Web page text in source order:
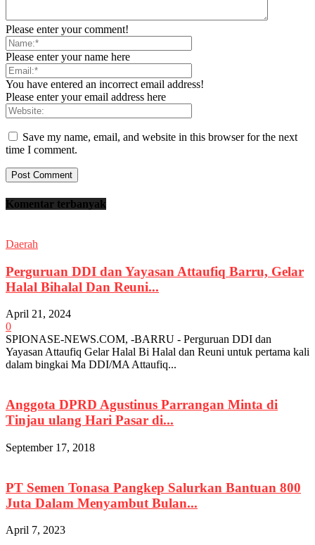
Please enter your comment!
Please enter your name here
You have entered an incorrect email address!
Please enter your email address here
Save my name, email, and website in this browser for the next
time I comment.
Komentar terbanyak
Daerah
Perguruan DDI dan Yayasan Attaufiq Barru, Gelar
Halal Bihalal Dan Reuni...
April 21, 2024
0
SPIONASE-NEWS.COM, -BARRU - Perguruan DDI dan
Yayasan Attaufiq Gelar Halal Bi Halal dan Reuni untuk pertama kali
dalam bingkai Ma DDI/MA Attaufiq...
Anggota DPRD Agustinus Parrangan Minta di
Tinjau ulang Hari Pasar di...
September 17, 2018
PT Semen Tonasa Pangkep Salurkan Bantuan 800
Juta Dalam Menyambut Bulan...
April 7, 2023